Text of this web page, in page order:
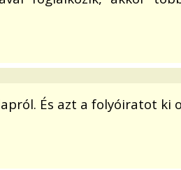
És azt a folyóiratot ki